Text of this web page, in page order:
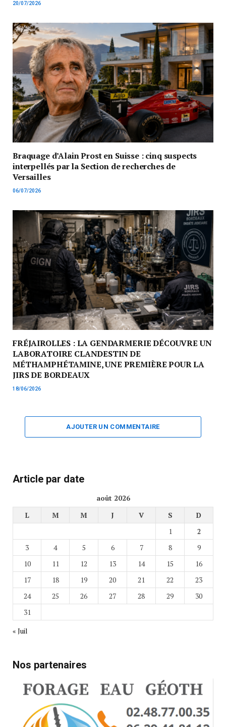
20/07/2026
Braquage d’Alain Prost en Suisse : cinq suspects
interpellés par la Section de recherches de
Versailles
06/07/2026
FRÉJAIROLLES : LA GENDARMERIE DÉCOUVRE UN
LABORATOIRE CLANDESTIN DE
MÉTHAMPHÉTAMINE, UNE PREMIÈRE POUR LA
JIRS DE BORDEAUX
18/06/2026
AJOUTER UN COMMENTAIRE
Article par date
août 2026
L
M M J V S
D
1
2
3
4 5 6 7 8
9
10
11 12 13 14 15
16
17
18 19 20 21 22
23
24
25 26 27 28 29
30
31
« Juil
Nos partenaires